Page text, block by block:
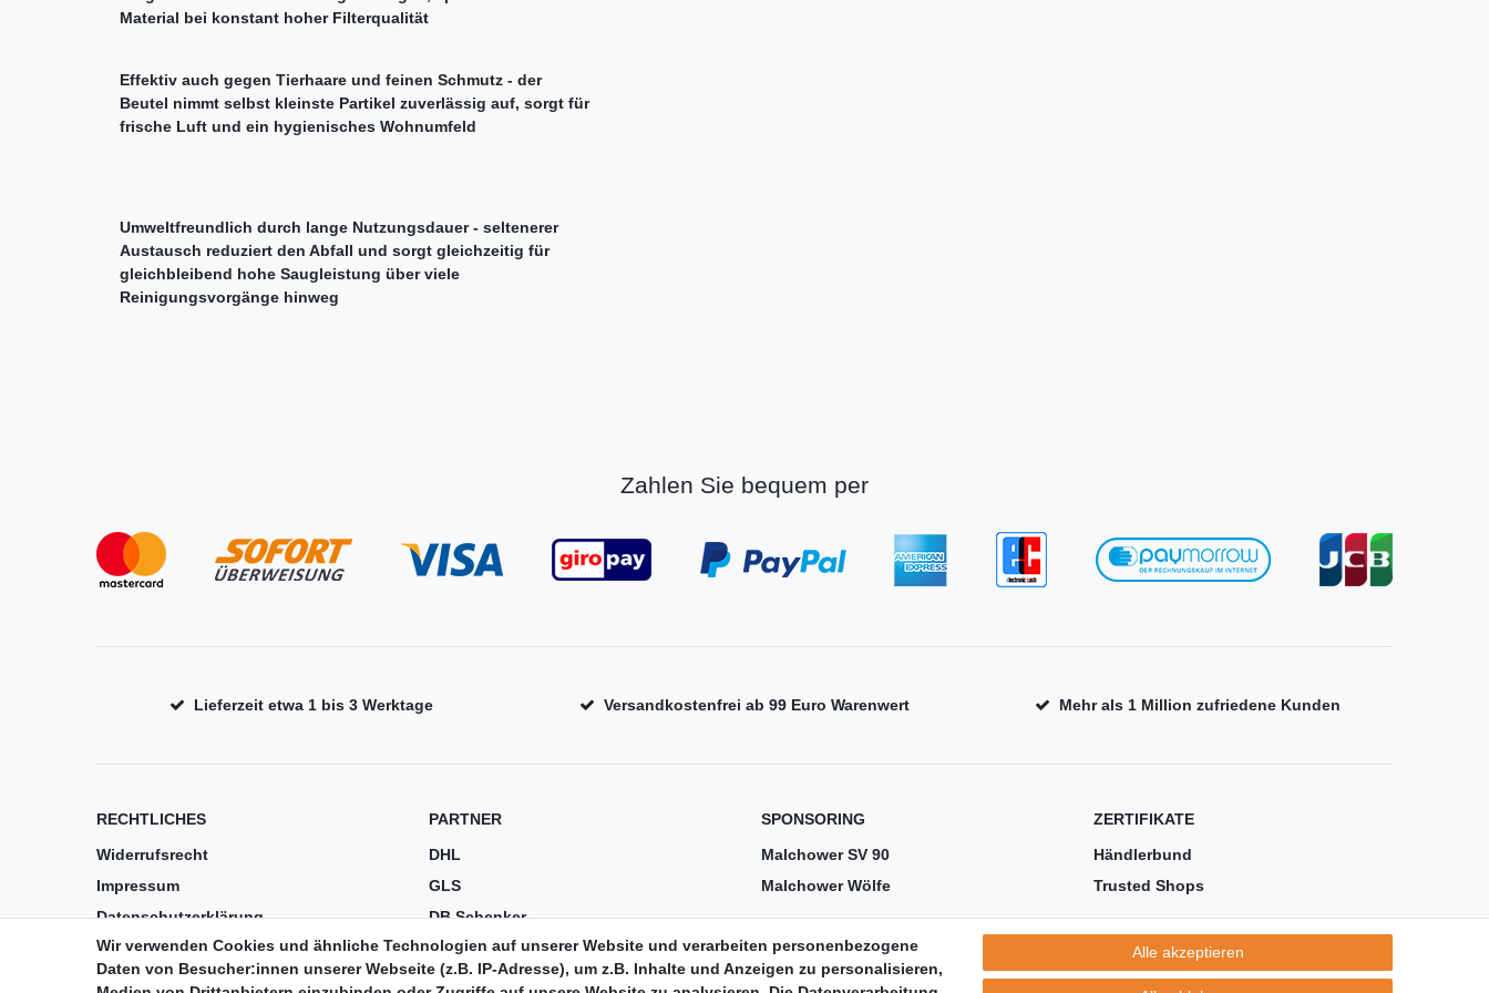
Material bei konstant hoher Filterqualität
Effektiv auch gegen Tierhaare und feinen Schmutz - der
Beutel nimmt selbst kleinste Partikel zuverlässig auf, sorgt für
frische Luft und ein hygienisches Wohnumfeld
Umweltfreundlich durch lange Nutzungsdauer - seltenerer
Austausch reduziert den Abfall und sorgt gleichzeitig für
gleichbleibend hohe Saugleistung über viele
Reinigungsvorgänge hinweg
Zahlen Sie bequem per
Lieferzeit etwa 1 bis 3 Werktage Versandkostenfrei ab 99 Euro Warenwert Mehr als 1 Million zufriedene Kunden
RECHTLICHES
Widerrufsrecht
Impressum
Datenschutzerklärung
AGB
Versandkosten
PARTNER
DHL
GLS
DB Schenker
PaketPLUS
SPONSORING
Malchower SV 90
Malchower Wölfe
ZERTIFIKATE
Händlerbund
Trusted Shops
Wir verwenden Cookies und ähnliche Technologien auf unserer Website und verarbeiten personenbezogene
Daten von Besucher:innen unserer Webseite (z.B. IP-Adresse), um z.B. Inhalte und Anzeigen zu personalisieren,
Alle akzeptieren